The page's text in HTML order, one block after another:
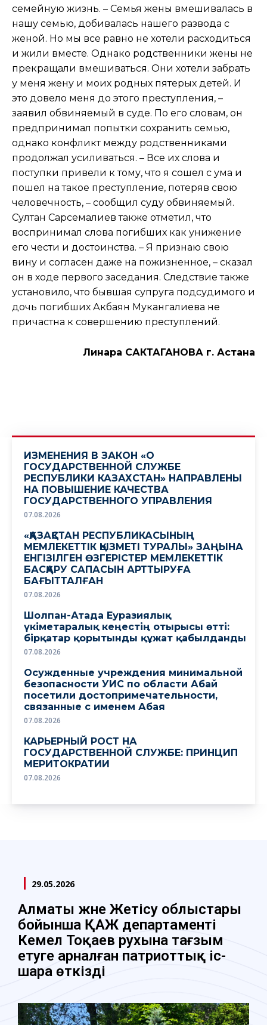
семейную жизнь. – Семья жены вмешивалась в
нашу семью, добивалась нашего развода с
женой. Но мы все равно не хотели расходиться
и жили вместе. Однако родственники жены не
прекращали вмешиваться. Они хотели забрать
у меня жену и моих родных пятерых детей. И
это довело меня до этого преступления, –
заявил обвиняемый в суде. По его словам, он
предпринимал попытки сохранить семью,
однако конфликт между родственниками
продолжал усиливаться. – Все их слова и
поступки привели к тому, что я сошел с ума и
пошел на такое преступление, потеряв свою
человечность, – сообщил суду обвиняемый.
Султан Сарсемалиев также отметил, что
воспринимал слова погибших как унижение
его чести и достоинства. – Я признаю свою
вину и согласен даже на пожизненное, – сказал
он в ходе первого заседания. Следствие также
установило, что бывшая супруга подсудимого и
дочь погибших Акбаян Мукангалиева не
причастна к совершению преступлений.
Линара САКТАГАНОВА г. Астана
ИЗМЕНЕНИЯ В ЗАКОН «О
ГОСУДАРСТВЕННОЙ СЛУЖБЕ
РЕСПУБЛИКИ КАЗАХСТАН» НАПРАВЛЕНЫ
НА ПОВЫШЕНИЕ КАЧЕСТВА
ГОСУДАРСТВЕННОГО УПРАВЛЕНИЯ
07.08.2026
«ҚАЗАҚСТАН РЕСПУБЛИКАСЫНЫҢ
МЕМЛЕКЕТТІК ҚЫЗМЕТІ ТУРАЛЫ» ЗАҢЫНА
ЕНГІЗІЛГЕН ӨЗГЕРІСТЕР МЕМЛЕКЕТТІК
БАСҚАРУ САПАСЫН АРТТЫРУҒА
БАҒЫТТАЛҒАН
07.08.2026
Шолпан-Атада Еуразиялық
үкіметаралық кеңестің отырысы өтті:
бірқатар қорытынды құжат қабылданды
07.08.2026
Осужденные учреждения минимальной
безопасности УИС по области Абай
посетили достопримечательности,
связанные с именем Абая
07.08.2026
КАРЬЕРНЫЙ РОСТ НА
ГОСУДАРСТВЕННОЙ СЛУЖБЕ: ПРИНЦИП
МЕРИТОКРАТИИ
07.08.2026